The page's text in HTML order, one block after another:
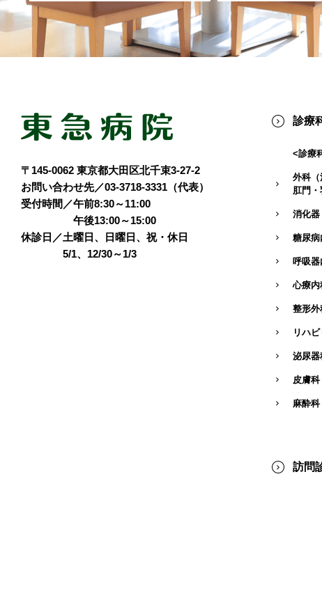
〒145-0062 東京都大田区北千束3-27-2
お問い合わせ先／03-3718-3331（代表）
受付時間／午前8:30～11:00
午後13:00～15:00
休診日／土曜日、日曜日、祝・休日
5/1、12/30～1/3
診療
<診療
外科（
肛門・
消化器
糖尿病
呼吸
心療内
整形外
リハ
泌尿器
皮膚科
麻酔科
訪問